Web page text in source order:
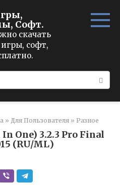
Софт.
скачать
софт,
» Для Пользователя » Разное
One) 3.2.3 Pro Final
(RU/ML)